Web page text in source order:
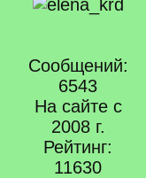
Сообщений:
6543
На сайте с
2008 г.
Рейтинг:
11630